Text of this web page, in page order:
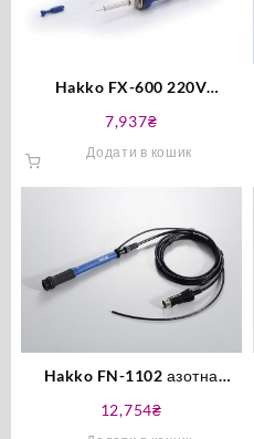
Hakko FX-600 220V
температури оригінал
7,937₴
Додати в кошик
Hakko FN-1102 азотна
12,754₴